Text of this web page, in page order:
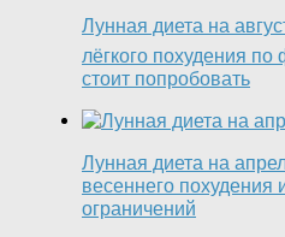
Лунная диета на
лёгкого похудения
стоит попробовать
Лунная диета на
весеннего похудения
ограничений